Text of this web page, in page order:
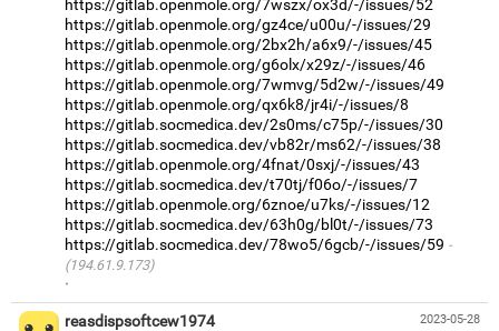
https://gitlab.openmole.org/7wszx/ox3d/-/issues/52
https://gitlab.openmole.org/gz4ce/u00u/-/issues/29
https://gitlab.openmole.org/2bx2h/a6x9/-/issues/45
https://gitlab.openmole.org/g6olx/x29z/-/issues/46
https://gitlab.openmole.org/7wmvg/5d2w/-/issues/49
https://gitlab.openmole.org/qx6k8/jr4i/-/issues/8
https://gitlab.socmedica.dev/2s0ms/c75p/-/issues/30
https://gitlab.socmedica.dev/vb82r/ms62/-/issues/38
https://gitlab.openmole.org/4fnat/0sxj/-/issues/43
https://gitlab.socmedica.dev/t70tj/f06o/-/issues/7
https://gitlab.openmole.org/6znoe/u7ks/-/issues/12
https://gitlab.socmedica.dev/63h0g/bl0t/-/issues/73
https://gitlab.socmedica.dev/78wo5/6gcb/-/issues/59
(194.61.9.173)
·
2023-05-28
reasdispsoftcew1974